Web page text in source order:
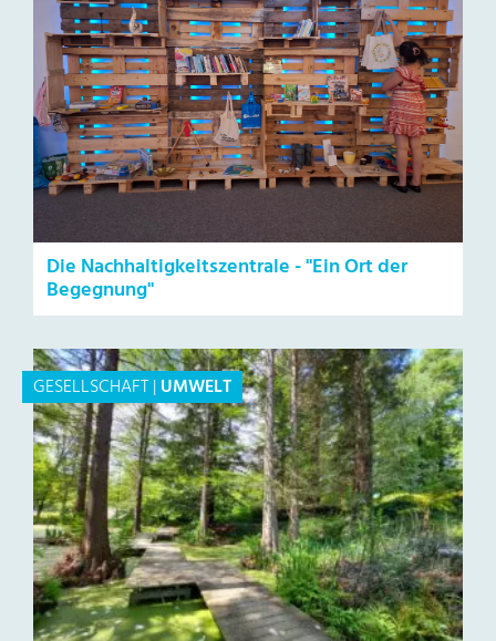
Die Nachhaltigkeitszentrale - "Ein Ort der
Begegnung"
GESELLSCHAFT|UMWELT